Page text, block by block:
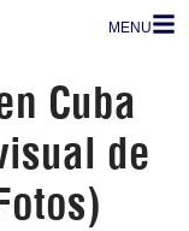
MENU
Cuba
de